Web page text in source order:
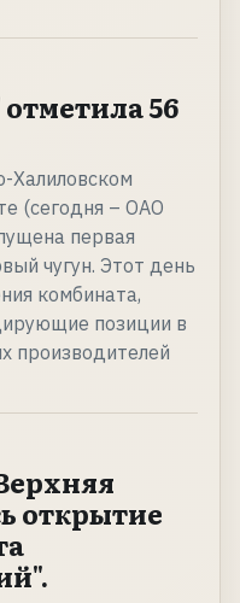
56
Халиловском
(сегодня – ОАО
первая
чугун. Этот день
комбината,
позиции в
производителей
открытие